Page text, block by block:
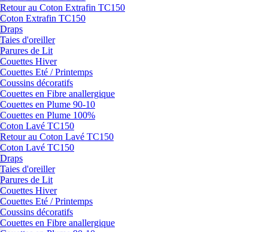
Retour au Coton Extrafin TC150
Coton Extrafin TC150
Draps
Taies d'oreiller
Parures de Lit
Couettes Hiver
Couettes Eté / Printemps
Coussins décoratifs
Couettes en Fibre anallergique
Couettes en Plume 90-10
Couettes en Plume 100%
Coton Lavé TC150
Retour au Coton Lavé TC150
Coton Lavé TC150
Draps
Taies d'oreiller
Parures de Lit
Couettes Hiver
Couettes Eté / Printemps
Coussins décoratifs
Couettes en Fibre anallergique